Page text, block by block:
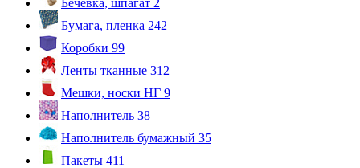
Бумага, пленка 242
Коробки 99
Ленты тканные 312
Мешки, носки НГ 9
Наполнитель 38
Наполнитель бумажный 35
Пакеты 411